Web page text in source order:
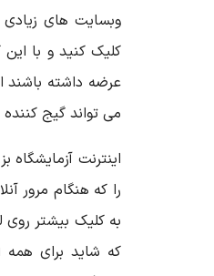
وبسایت های زیادی
کلیک کنید و با این
عرضه داشته باشند
می تواند گیج
اینترنت
را که هنگام مرور
به کلیک بیشتر روی
که شاید برای همه